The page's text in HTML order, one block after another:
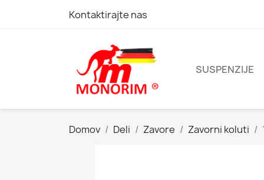
Kontaktirajte nas
SUSPENZIJE
Domov Deli Zavore Zavorni koluti